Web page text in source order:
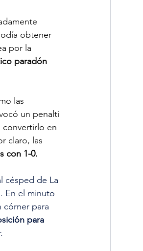
obtener
por la
paradón
las
un penalti
convertirlo en
claro, las
con 1-0.
césped de La
En el minuto
córner para
para